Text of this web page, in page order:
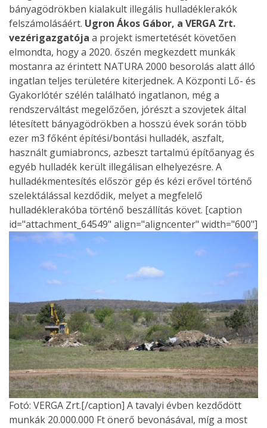
bányagödrökben kialakult illegális hulladéklerakók
felszámolásáért. Ugron Ákos Gábor, a VERGA Zrt.
vezérigazgatója a projekt ismertetését követően
elmondta, hogy a 2020. őszén megkezdett munkák
mostanra az érintett NATURA 2000 besorolás alatt álló
ingatlan teljes területére kiterjednek. A Központi Lő- és
Gyakorlótér szélén található ingatlanon, még a
rendszerváltást megelőzően, jórészt a szovjetek által
létesített bányagödrökben a hosszú évek során több
ezer m3 főként építési/bontási hulladék, aszfalt,
használt gumiabroncs, azbeszt tartalmú építőanyag és
egyéb hulladék került illegálisan elhelyezésre. A
hulladékmentesítés először gép és kézi erővel történő
szelektálással kezdődik, melyet a megfelelő
hulladéklerakóba történő beszállítás követ. [caption
id="attachment_64549" align="aligncenter" width="600"]
Fotó: VERGA Zrt.[/caption] A tavalyi évben kezdődött
munkák 20.000.000 Ft önerő bevonásával, míg a most